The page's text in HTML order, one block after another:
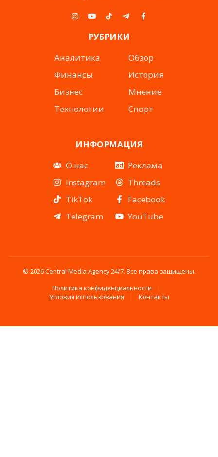
Instagram
YouTubeTikTokTelegramFacebook
РУБРИКИ
Аналитика
Финансы
Бизнес
Технологии
Обзор
История
Мнение
Спорт
ИНФОРМАЦИЯ
О нас
Instagram
TikTok
Telegram
Реклама
Threads
Facebook
YouTube
© 2026 Central Media Agency 24/7. Все права защищены.
Политика конфиденциальности
Условия использования
Контакты